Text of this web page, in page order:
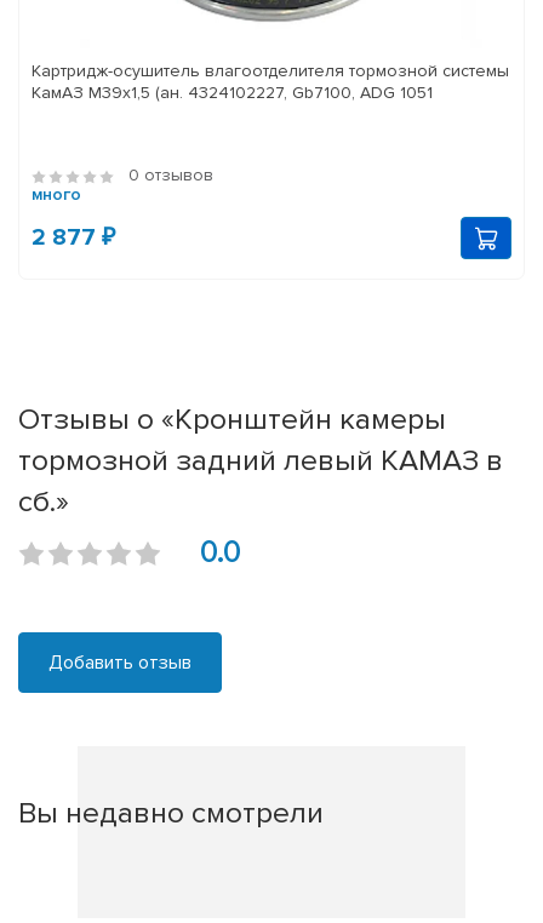
Картридж-осушитель влагоотделителя тормозной системы
КамАЗ M39x1,5 (ан. 4324102227, Gb7100, ADG 1051
0 отзывов
много
2 877 ₽
Отзывы о «Кронштейн камеры
тормозной задний левый КАМАЗ в
сб.»
0.0
Добавить отзыв
Вы недавно смотрели